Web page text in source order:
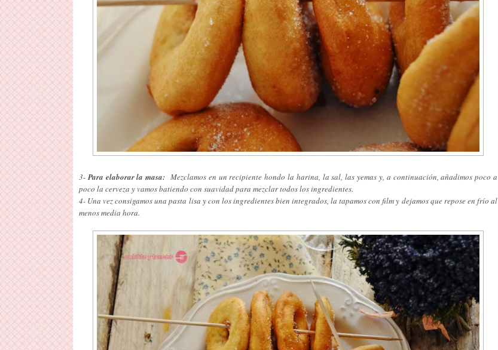
3-Para elaborar la masa: Mezclamos en un recipiente hondo la harina, la sal, las yemas y, a continuación, añadimos poco a
poco la cerveza y vamos batiendo con suavidad para mezclar todos los ingredientes.
4- Una vez consigamos una pasta lisa y con los ingredientes bien integrados, la tapamos con film y dejamos que repose en frío al
menos media hora.